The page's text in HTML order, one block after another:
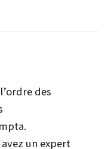
des
un expert